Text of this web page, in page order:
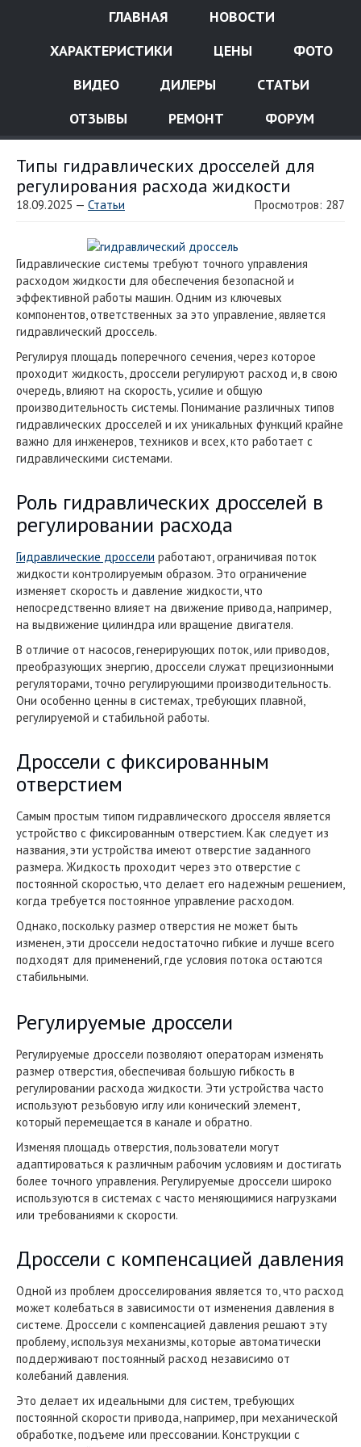
ГЛАВНАЯ
НОВОСТИ
ХАРАКТЕРИСТИКИ
ЦЕНЫ
ФОТО
ВИДЕО
ДИЛЕРЫ
СТАТЬИ
ОТЗЫВЫ
РЕМОНТ ФОРУМ
Типы гидравлических дросселей для
регулирования расхода жидкости
18.09.2025 — Статьи Просмотров: 287
Гидравлические системы требуют точного управления
расходом жидкости для обеспечения безопасной и
эффективной работы машин. Одним из ключевых
компонентов, ответственных за это управление, является
гидравлический дроссель.
Регулируя площадь поперечного сечения, через которое
проходит жидкость, дроссели регулируют расход и, в свою
очередь, влияют на скорость, усилие и общую
производительность системы. Понимание различных типов
гидравлических дросселей и их уникальных функций крайне
важно для инженеров, техников и всех, кто работает с
гидравлическими системами.
Роль гидравлических дросселей в
регулировании расхода
Гидравлические дроссели работают, ограничивая поток
жидкости контролируемым образом. Это ограничение
изменяет скорость и давление жидкости, что
непосредственно влияет на движение привода, например,
на выдвижение цилиндра или вращение двигателя.
В отличие от насосов, генерирующих поток, или приводов,
преобразующих энергию, дроссели служат прецизионными
регуляторами, точно регулирующими производительность.
Они особенно ценны в системах, требующих плавной,
регулируемой и стабильной работы.
Дроссели с фиксированным
отверстием
Самым простым типом гидравлического дросселя является
устройство с фиксированным отверстием. Как следует из
названия, эти устройства имеют отверстие заданного
размера. Жидкость проходит через это отверстие с
постоянной скоростью, что делает его надежным решением,
когда требуется постоянное управление расходом.
Однако, поскольку размер отверстия не может быть
изменен, эти дроссели недостаточно гибкие и лучше всего
подходят для применений, где условия потока остаются
стабильными.
Регулируемые дроссели
Регулируемые дроссели позволяют операторам изменять
размер отверстия, обеспечивая большую гибкость в
регулировании расхода жидкости. Эти устройства часто
используют резьбовую иглу или конический элемент,
который перемещается в канале и обратно.
Изменяя площадь отверстия, пользователи могут
адаптироваться к различным рабочим условиям и достигать
более точного управления. Регулируемые дроссели широко
используются в системах с часто меняющимися нагрузками
или требованиями к скорости.
Дроссели с компенсацией давления
Одной из проблем дросселирования является то, что расход
может колебаться в зависимости от изменения давления в
системе. Дроссели с компенсацией давления решают эту
проблему, используя механизмы, которые автоматически
поддерживают постоянный расход независимо от
колебаний давления.
Это делает их идеальными для систем, требующих
постоянной скорости привода, например, при механической
обработке, подъеме или прессовании. Конструкции с